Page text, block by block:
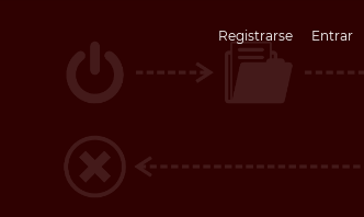
Registrarse Entrar